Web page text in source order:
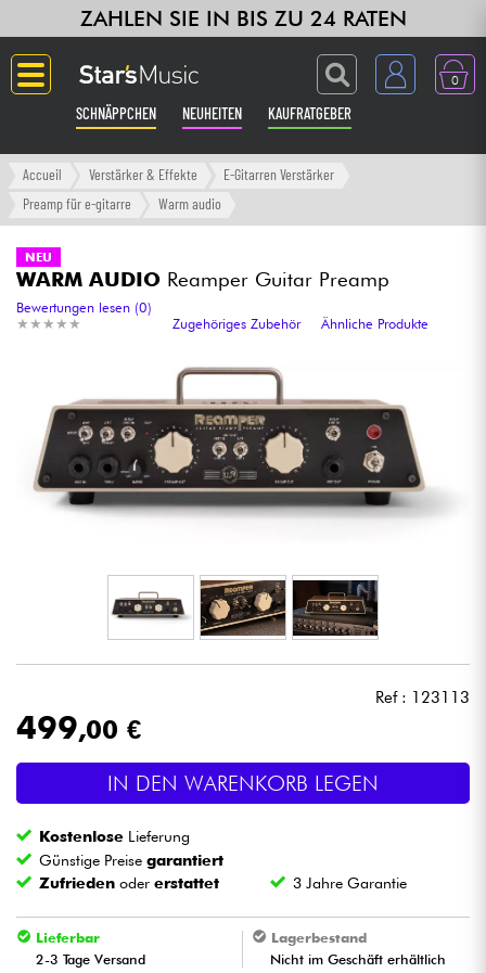
ZAHLEN SIE IN BIS ZU 24 RATEN
0
SCHNÄPPCHEN NEUHEITEN KAUFRATGEBER
Langue
Verstärker & Effekte
Klaviere & Piano
Synths & samplers
Studio
Kopfhörer
Licht
Drums
Blasinstrumente
Kinder
Accueil Verstärker & Effekte
E-Gitarren Verstärker
Preamp für e-gitarre
Warm audio
NEU
WARM AUDIO Reamper Guitar Preamp
★ ★ ★ ★ ★
★ ★ ★ ★ ★
Bewertungen lesen (0)
Zugehöriges Zubehör
Ähnliche Produkte
Ref : 123113
499,00 €
IN DEN WARENKORB LEGEN
Kostenlose Lieferung
Günstige Preisegarantiert
Zufrieden odererstattet 3 Jahre Garantie
Lieferbar
2-3 Tage Versand
Lagerbestand
Nicht im Geschäft erhältlich